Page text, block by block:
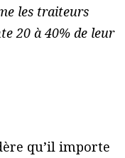
les traiteurs
20 à 40% de leur
qu’il importe